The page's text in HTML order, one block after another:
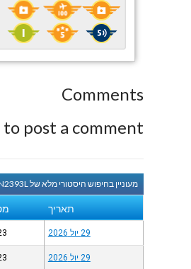
Comments
to post a comment.
מעוניין בחיפוש היסטורי מלא של N2393L מאז שנת 1998?
תאריך
29 יול 2026
29 יול 2026